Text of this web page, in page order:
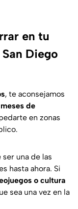
en tu
Diego
, te aconsejamos
de
en zonas
una de las
hasta ahora. Si
o cultura
sea una vez en la